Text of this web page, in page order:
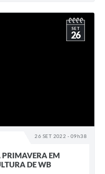
26 SET 2022 - 09h38
SET
26
PRIMAVERA EM
DE WB